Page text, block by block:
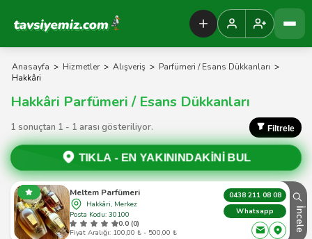
Tavsiyemiz Anasayfa
Anasayfa > Hizmetler > Alışveriş > Parfümeri / Esans Dükkanları >
Hakkâri
Hakkâri Parfümeri / Esans Dükkanları
1 sonuçtan 1 - 1 arası gösteriliyor. Filtrele
TIKLA - EN YAKININDAKİNİ BUL
Meltem Parfümeri
Hakkâri, Merkez
Posta Kodu: 30100
0.0 (0)
Fiyat Aralığı: 100,00 ₺ - 500,00 ₺
0438 211 08 08
Whatsapp
İncele